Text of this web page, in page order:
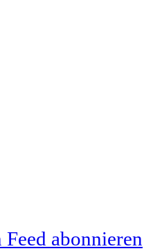
Feed abonnieren